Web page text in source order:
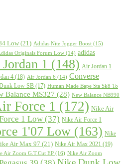
Low(21) Adidas Nite Jogger Boost (15)
Originals Forum Low (14) adidas
1 (148) Air Jordan 1
4 (18) Air Jordan 6 (14) Converse
Low SB (17) Human Made Bape Sta Sk8 To
Balance MS327 (28) New Balance NB990
Force 1 (172) Nike Air
1 Low (37) Nike Air Force 1
1'07 Low (163) Nike
Air Max 97 (21) Nike Air Max 2021 (19)
Air Zoom G.T.Cut EP (16) Nike Air Zoom